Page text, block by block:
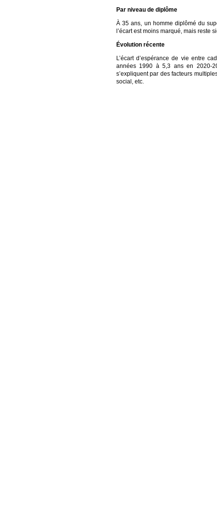
Par niveau de diplôme
À 35 ans, un homme diplômé du
l’écart est moins marqué, mais reste
Évolution récente
L’écart d’espérance de vie entre
années 1990 à 5,3 ans en 2020-
s’expliquent par des facteurs
social, etc.